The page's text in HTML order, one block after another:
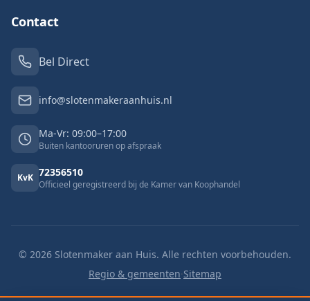
Contact
Bel Direct
info@slotenmakeraanhuis.nl
Ma-Vr: 09:00–17:00
Buiten kantooruren op afspraak
KvK 72356510
Officieel geregistreerd bij de Kamer van Koophandel
© 2026 Slotenmaker aan Huis. Alle rechten voorbehouden.
Regio & gemeenten·Sitemap